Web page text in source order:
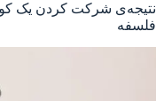
نتیجه‌ی شرکت کردن یک
فلسفه